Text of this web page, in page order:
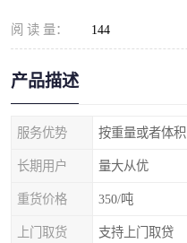
阅 读 量： 144
产品描述
服务优势 按重量或者体积
长期用户 量大从优
重货价格 350/吨
上门取货 支持上门取贷